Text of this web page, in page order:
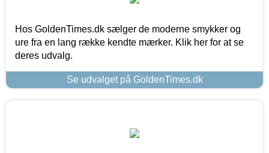
Hos GoldenTimes.dk sælger de moderne smykker og
ure fra en lang række kendte mærker. Klik her for at se
deres udvalg.
Se udvalget på GoldenTimes.dk